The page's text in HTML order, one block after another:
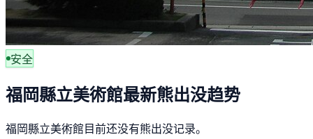
安全
福岡縣立美術館最新熊出没趋势
福岡縣立美術館目前还没有熊出没记录。